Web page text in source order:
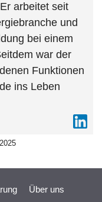
arbeitet seit
und
bei einem
war der
Funktionen
ins Leben
Über uns